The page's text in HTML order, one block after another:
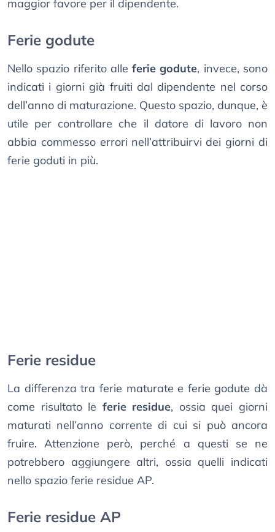
maggior favore per il dipendente.
Ferie godute
Nello spazio riferito alleferie godute, invece, sono
indicati i giorni già fruiti dal dipendente nel corso
dell’anno di maturazione. Questo spazio, dunque, è
utile per controllare che il datore di lavoro non
abbia commesso errori nell’attribuirvi dei giorni di
ferie goduti in più.
Ferie residue
La differenza tra ferie maturate e ferie godute dà
come risultato le ferie residue, ossia quei giorni
maturati nell’anno corrente di cui si può ancora
fruire. Attenzione però, perché a questi se ne
potrebbero aggiungere altri, ossia quelli indicati
nello spazio ferie residue AP.
Ferie residue AP